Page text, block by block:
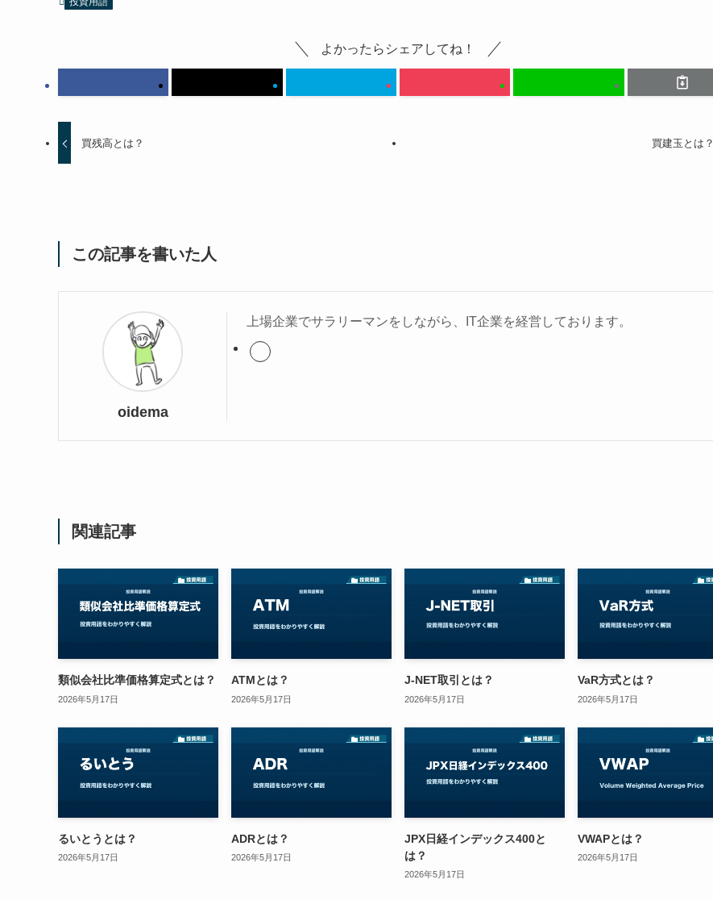
よかったらシェアしてね！
買残高とは？ 買建玉とは？
この記事を書いた人
oidema
上場企業でサラリーマンをしながら、IT企業を経営しております。
関連記事
類似会社比準価格算定式とは？
2026年5月17日
ATMとは？
2026年5月17日
J-NET取引とは？
2026年5月17日
VaR方式とは？
2026年5月17日
るいとうとは？
2026年5月17日
ADRとは？
2026年5月17日
JPX日経インデックス400と
は？
2026年5月17日
VWAPとは？
2026年5月17日